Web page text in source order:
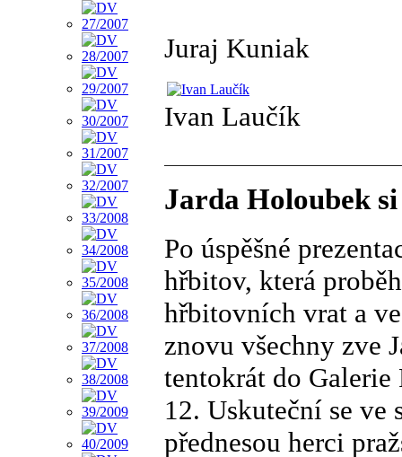
Juraj Kuniak
Ivan Laučík
Jarda Holoubek
Po úspěšné
hřbitov, která
hřbitovních vrat a
znovu všechny zve
tentokrát do Galerie
12. Uskuteční se ve
přednesou herci